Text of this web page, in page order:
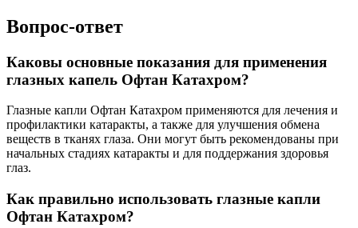
Вопрос-ответ
Каковы основные показания для применения
глазных капель Офтан Катахром?
Глазные капли Офтан Катахром применяются для лечения и
профилактики катаракты, а также для улучшения обмена
веществ в тканях глаза. Они могут быть рекомендованы при
начальных стадиях катаракты и для поддержания здоровья
глаз.
Как правильно использовать глазные капли
Офтан Катахром?